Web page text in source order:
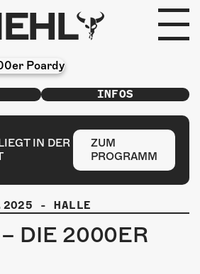
INFOS
IN DER
ZUM
PROGRAMM
- HALLE
DIE 2000ER